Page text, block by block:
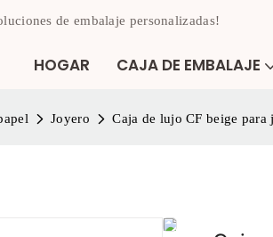
de embalaje personalizadas!
HOGAR CAJA DE EMBALAJE
Joyero Caja de lujo CF beige para